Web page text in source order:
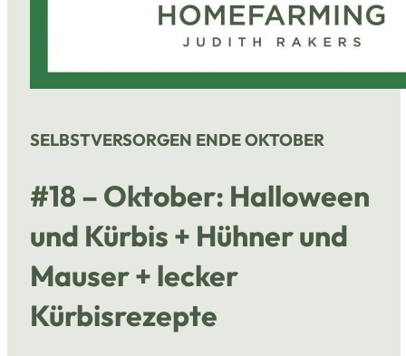
SELBSTVERSORGEN ENDE OKTOBER
#18 – Oktober: Halloween
und Kürbis + Hühner und
Mauser + lecker
Kürbisrezepte